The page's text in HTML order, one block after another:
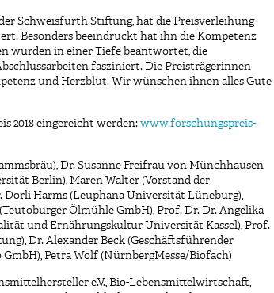
Schweisfurth Stiftung, hat die Preisverleihung
Besonders beeindruckt hat ihn die Kompetenz
wurden in einer Tiefe beantwortet, die
fasziniert. Die Preisträgerinnen
und Herzblut. Wir wünschen ihnen alles Gute
2018 eingereicht werden: www.forschungspreis-
Dr. Susanne Freifrau von Münchhausen
Berlin), Maren Walter (Vorstand der
Dorli Harms (Leuphana Universität Lüneburg),
Ölmühle GmbH), Prof. Dr. Dr. Angelika
und Ernährungskultur Universität Kassel), Prof.
Dr. Alexander Beck (Geschäftsführender
Petra Wolf (NürnbergMesse/Biofach)
e.V., Bio-Lebensmittelwirtschaft,